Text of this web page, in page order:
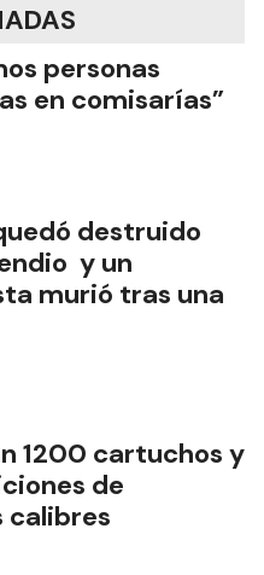
personas
en comisarías”
destruido
y un
murió tras una
1200 cartuchos y
de
calibres